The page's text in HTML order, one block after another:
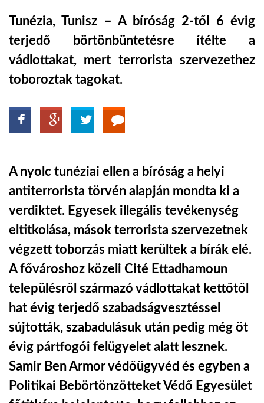
GLOBOTV
AFRIKA TUDÁSTÁR
LINKTR.EE
GLOBOZSARU
DOBRAVERO.HU
LATIMO.HU
GLOBOBOOK
Tunézia, Tunisz – A bíróság 2-től 6 évig
terjedő börtönbüntetésre ítélte a
vádlottakat, mert terrorista szervezethez
toboroztak tagokat.
A nyolc tunéziai ellen a bíróság a helyi
antiterrorista törvén alapján mondta ki a
verdiktet. Egyesek illegális tevékenység
eltitkolása, mások terrorista szervezetnek
végzett toborzás miatt kerültek a bírák elé.
A fővároshoz közeli Cité Ettadhamoun
településről származó vádlottakat kettőtől
hat évig terjedő szabadságvesztéssel
sújtották, szabadulásuk után pedig még öt
évig pártfogói felügyelet alatt lesznek.
Samir Ben Armor védőügyvéd és egyben a
Politikai Bebörtönzötteket Védő Egyesület